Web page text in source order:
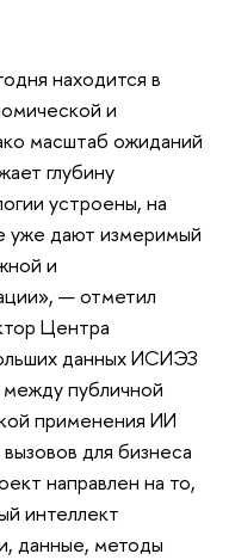
находится в
и
масштаб ожиданий
глубину
устроены, на
уже дают измеримый
и
— отметил
Центра
данных ИСИЭЗ
публичной
применения ИИ
для бизнеса
направлен на то,
интеллект
данные, методы